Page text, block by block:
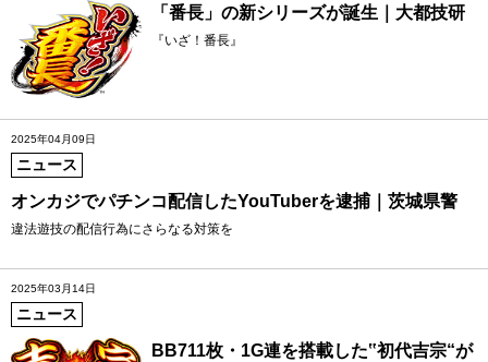
「番長」の新シリーズが誕生｜大都技研
『いざ！番長』
2025年04月09日
ニュース
オンカジでパチンコ配信したYouTuberを逮捕｜茨城県警
違法遊技の配信行為にさらなる対策を
2025年03月14日
ニュース
BB711枚・1G連を搭載した‟初代吉宗“が